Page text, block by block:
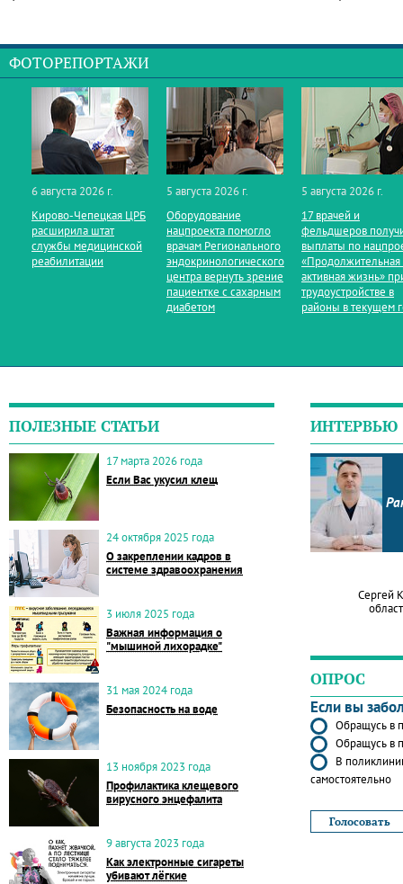
ФОТОРЕПОРТАЖИ
6 августа 2026 г.
Кирово‑Чепецкая ЦРБ
расширила штат
службы медицинской
реабилитации
5 августа 2026 г.
Оборудование
нацпроекта помогло
врачам Регионального
эндокринологического
центра вернуть зрение
пациентке с сахарным
диабетом
5 августа 2026 г.
17 врачей и
фельдшеров
выплаты по
«Продолжительная
активная жизнь»
трудоустройстве в
районы в текущем
ПОЛЕЗНЫЕ СТАТЬИ
17 марта 2026 года
Если Вас укусил клещ
24 октября 2025 года
О закреплении кадров в
системе здравоохранения
3 июля 2025 года
Важная информация о
"мышиной лихорадке"
31 мая 2024 года
Безопасность на воде
13 ноября 2023 года
Профилактика клещевого
вирусного энцефалита
9 августа 2023 года
Как электронные сигареты
убивают лёгкие
ИНТЕРВЬЮ
Сергей
ОПРОС
Если вы
Обращусь в
Обращусь в
В
самостоятельно